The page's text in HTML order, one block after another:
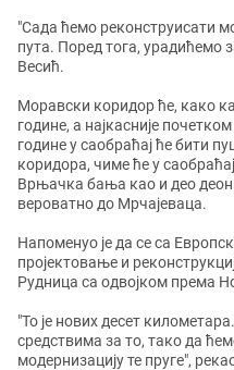
"Сада ћемо реконструисати
пута. Поред тога, урадићемо
Весић.
Моравски коридор ће, како
године, а најкасније
године у саобраћај ће бити
коридора, чиме ће у
Врњачка бања као и део
вероватно до Мрчајеваца.
Напоменуо је да се са
пројектовање и
Рудница са одвојком према
"То је нових десет
средствима за то, тако да
модернизацију те пруге",